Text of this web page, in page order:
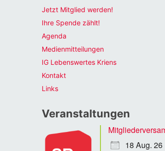
Jetzt Mitglied werden!
Ihre Spende zählt!
Agenda
Medienmitteilungen
IG Lebenswertes Kriens
Kontakt
Links
Veranstaltungen
18 Aug. 26